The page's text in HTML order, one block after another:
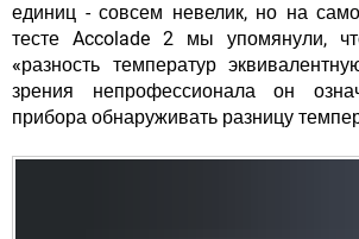
единиц - совсем невелик, но на
тесте Accolade 2 мы упомянули,
«разность температур
зрения непрофессионала он
прибора обнаруживать разницу